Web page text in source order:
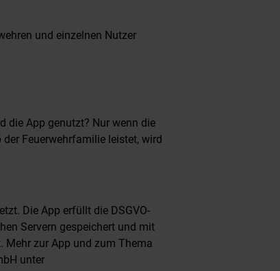
und einzelnen Nutzer
die App genutzt? Nur wenn die
Feuerwehrfamilie leistet, wird
Die App erfüllt die DSGVO-
Servern gespeichert und mit
Mehr zur App und zum Thema
unter